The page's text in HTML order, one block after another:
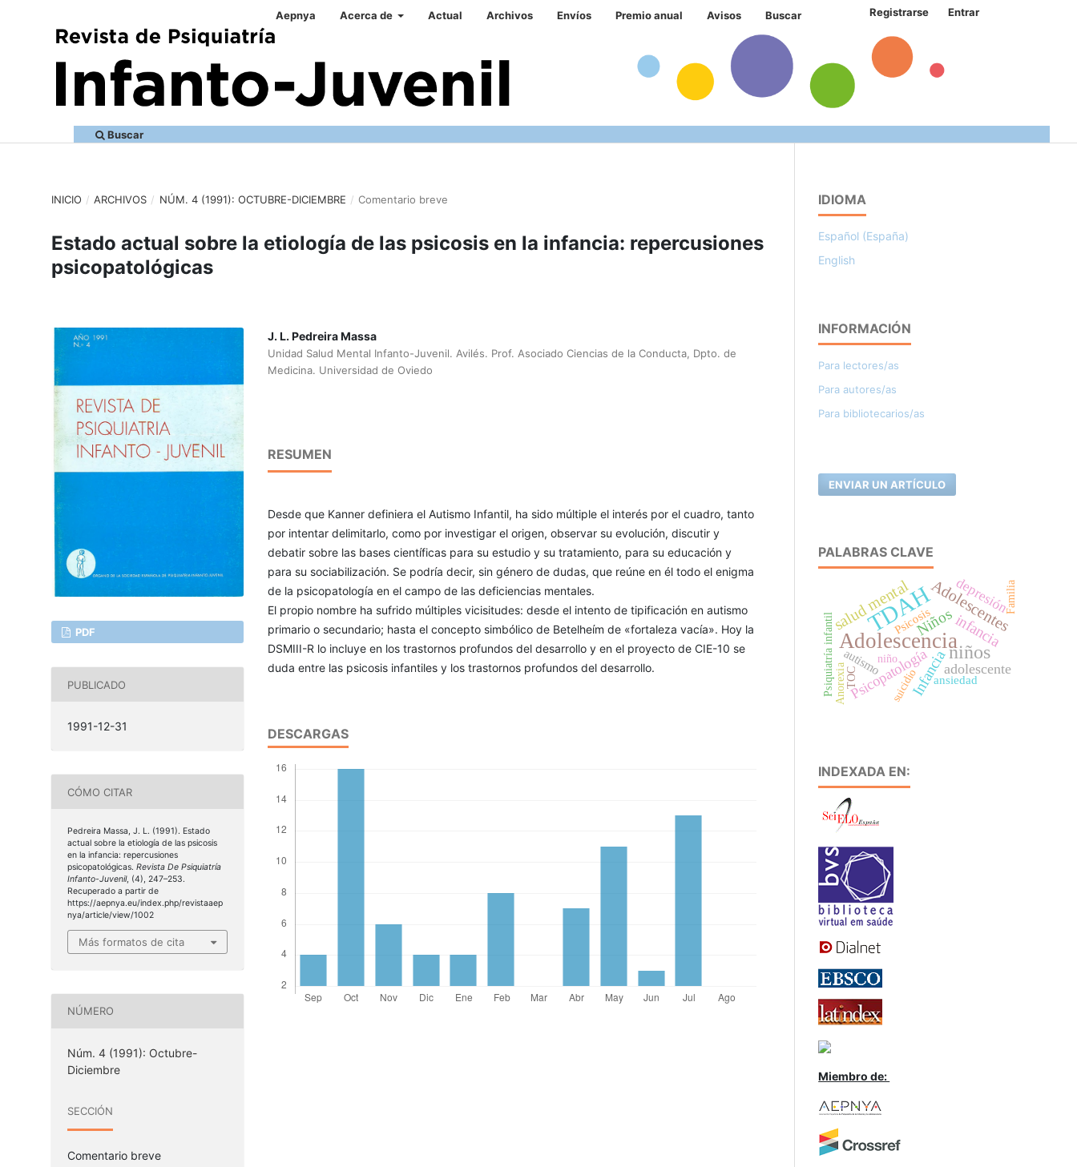
Aepnya Acerca de Actual Archivos Envíos Premio anual Avisos Buscar Registrarse Entrar
Buscar
INICIO / ARCHIVOS / NÚM. 4 (1991): OCTUBRE-DICIEMBRE / Comentario breve
Estado actual sobre la etiología de las psicosis en la infancia: repercusiones
psicopatológicas
PDF
PUBLICADO
1991-12-31
CÓMO CITAR
Pedreira Massa, J. L. (1991). Estado
actual sobre la etiología de las psicosis
en la infancia: repercusiones
psicopatológicas. Revista De Psiquiatría
Infanto-Juvenil, (4), 247–253.
Recuperado a partir de
https://aepnya.eu/index.php/revistaaep
nya/article/view/1002
Más formatos de cita
NÚMERO
Núm. 4 (1991): Octubre-
Diciembre
SECCIÓN
Comentario breve
J. L. Pedreira Massa
Unidad Salud Mental Infanto-Juvenil. Avilés. Prof. Asociado Ciencias de la Conducta, Dpto. de
Medicina. Universidad de Oviedo
RESUMEN
Desde que Kanner definiera el Autismo Infan­til, ha sido múltiple el interés por el cuadro, tanto
por intentar delimitarlo, como por investigar el origen, observar su evolución, discutir y
debatir sobre las bases científicas para su estudio y su tratamiento, para su educación y
para su sociabi­lización. Se podría decir, sin género de dudas, que reúne en él todo el enigma
de la psicopato­logía en el campo de las deficiencias mentales.
El propio nombre ha sufrido múltiples vicisi­tudes: desde el intento de tipificación en autismo
primario o secundario; hasta el concepto simbólico de Betelheím de «fortaleza vacía». Hoy la
DSM­III-R lo incluye en los trastornos profundos del desarrollo y en el proyecto de CIE-10 se
duda entre las psicosis infantiles y los trastornos pro­fundos del desarrollo.
DESCARGAS
IDIOMA
Español (España)
English
INFORMACIÓN
Para lectores/as
Para autores/as
Para bibliotecarios/as
ENVIAR UN ARTÍCULO
PALABRAS CLAVE
TDAH
Adolescencianiños
Adolescentes
salud mental
Infancia
Niñosinfancia
Psicopatología adolescente
depresión
autismo
Psicosis
ansiedad
TOC
Familia
Psiquiatría infantil suicidio
Anorexia
niño
INDEXADA EN:
Miembro de: